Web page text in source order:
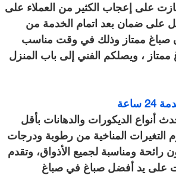
على إعجاب الكثير من العملاء على
على ضمان بعد اتمام الخدمة من
صباغ ممتاز وذلك في وقت مناسب
، ويصلكم الفني إلى باب المنزل
أنواع الديكورات والدهانات بأقل
التغيرات المناخية من رطوبة ودرجات
رائحة ومناسبة لجميع الأذواق، وتقدم
على يد أفضل صباغ في صباغ